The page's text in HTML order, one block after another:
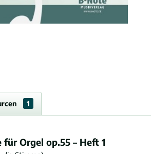
1
Orgel op.55 – Heft 1